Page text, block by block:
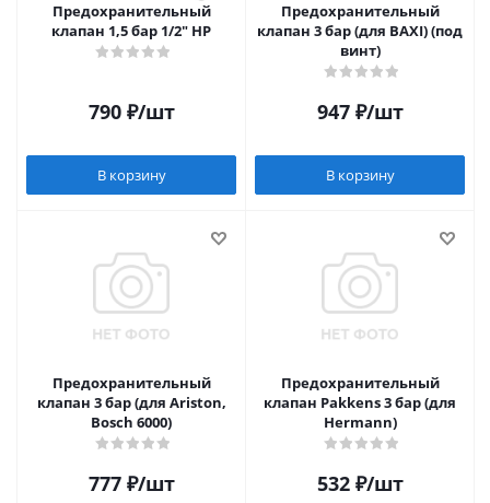
Предохранительный
клапан 1,5 бар 1/2" НР
790₽/шт
В корзину
Предохранительный
клапан 3 бар (для BAXI) (под
винт)
947₽/шт
В корзину
Предохранительный
клапан 3 бар (для Ariston,
Bosch 6000)
777₽/шт
Предохранительный
клапан Pakkens 3 бар (для
Hermann)
532₽/шт